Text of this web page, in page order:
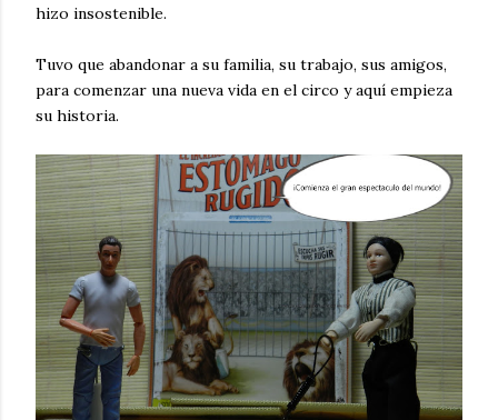
hizo insostenible.
Tuvo que abandonar a su familia, su trabajo, sus amigos,
para comenzar una nueva vida en el circo y aquí empieza
su historia.